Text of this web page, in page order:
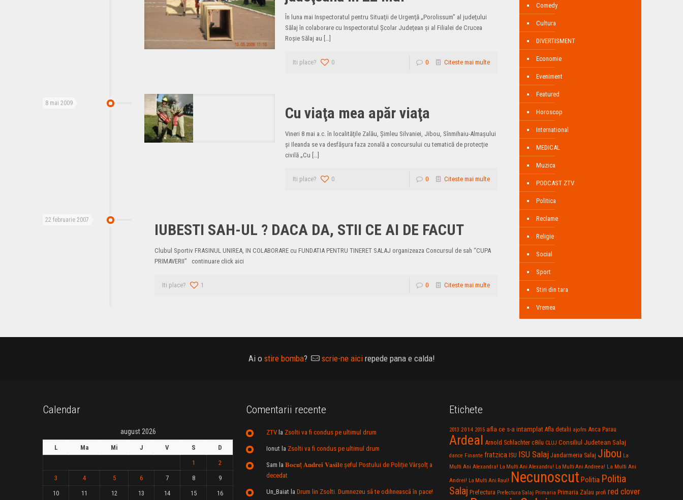
În luna mai Inspectoratul pentru Situaţii de Urgenţă „Porolissum” al judeţului
Sălaj în colaborare cu Inspectoratul Şcolar Judeţean şi al Filialei de Crucea
Roşie Sălaj au […]
Iti place? 0 0 Citeste mai multe
8 mai 2009
Cu viaţa mea apăr viaţa
Vineri 8 mai a.c. în localităţile Zalău, Şimleu Silvaniei, Jibou, Sînmihaiu-Almaşului
şi Ileanda se va desfăşura faza zonală a concursului cu tematică de protecţie
civilă „Cu […]
Iti place? 0 0 Citeste mai multe
22 februarie 2007
IUBESTI SAH-UL ? DACA DA, STII CE AI DE FACUT
Clubul Sportiv FRASINUL UNIREA, IN COLABORARE cu FUNDATIA PENTRU TINERET SALAJ organizeaza Concursul de sah “CUPA
PRIMAVERII” continuare click aici
Iti place? 1 0 Citeste mai multe
Comedy
Cultura
DIVERTISMENT
Economie
Eveniment
Featured
Horoscop
International
MEDICAL
Muzica
PODCAST ZTV
Politica
Reclame
Religie
Social
Sport
Stiri din tara
Vremea
Ai o stire bomba? scrie-ne aicirepede pana e calda!
Calendar
august 2026
L Ma Mi J V S
D
1
2
3
4 5 6 7 8
9
10
11 12 13 14 15 16
Comentarii recente
ZTVla Zsolti va fi condus pe ultimul drum
Ionut la Zsolti va fi condus pe ultimul drum
Sam la 𝐁𝐨𝐜𝐮ț 𝐀𝐧𝐝𝐫𝐞𝐢 𝐕𝐚𝐬𝐢𝐥e şeful Postului de Poliție Vârșolț a
decedat
Un_Baiat la Drum lin Zsolti. Dumnezeu sã te odihneascã în pace!
Etichete
2013 2014 2015 afla ce s-a intamplat Afla detalii ajofm Anca Parau
Ardeal Arnold Schlachter c8ilu CLUJ Consiliul Judetean Salaj
dance Finante fratzica ISU ISU Salaj Jandarmeria Salaj Jibou La
Multi Ani Alexandra! La Multi Ani Alexandru! La Multi Ani Andreea! La Multi Ani
Andrei! La Multi Ani Raul! Necunoscut Politia Politia
Salaj Prefectura Prefectura Salaj Primaria Primaria Zalau profi red clover